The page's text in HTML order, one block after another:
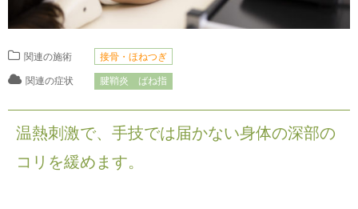
関連の施術 接骨・ほねつぎ
関連の症状 腱鞘炎 ばね指
温熱刺激で、手技では届かない身体の深部の
コリを緩めます。